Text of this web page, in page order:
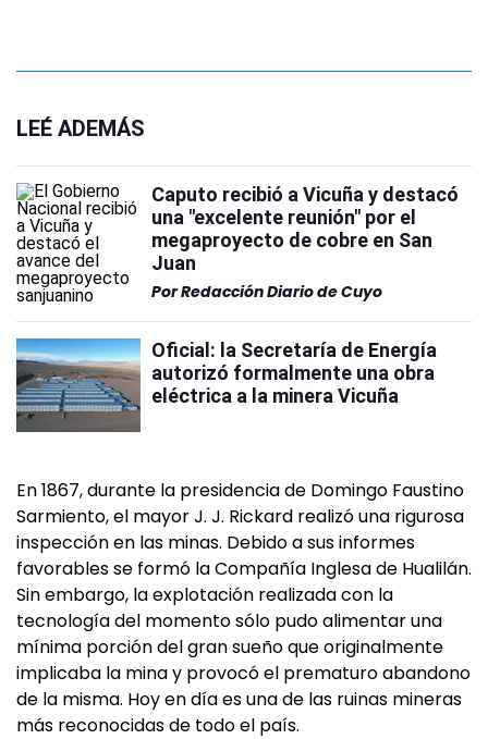
LEÉ ADEMÁS
Caputo recibió a Vicuña y destacó
una "excelente reunión" por el
megaproyecto de cobre en San
Juan
PorRedacción Diario de Cuyo
Oficial: la Secretaría de Energía
autorizó formalmente una obra
eléctrica a la minera Vicuña
En 1867, durante la presidencia de Domingo Faustino
Sarmiento, el mayor J. J. Rickard realizó una rigurosa
inspección en las minas. Debido a sus informes
favorables se formó la Compañía Inglesa de Hualilán.
Sin embargo, la explotación realizada con la
tecnología del momento sólo pudo alimentar una
mínima porción del gran sueño que originalmente
implicaba la mina y provocó el prematuro abandono
de la misma. Hoy en día es una de las ruinas mineras
más reconocidas de todo el país.